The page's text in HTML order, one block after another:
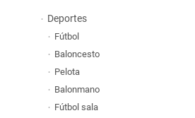
Deportes
Fútbol
Baloncesto
Pelota
Balonmano
Fútbol sala